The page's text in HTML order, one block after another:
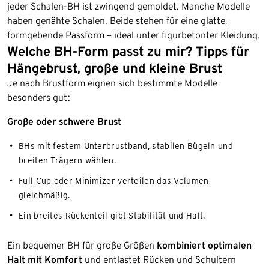
jeder Schalen-BH ist zwingend gemoldet. Manche Modelle
haben genähte Schalen. Beide stehen für eine glatte,
formgebende Passform – ideal unter figurbetonter Kleidung.
Welche BH-Form passt zu mir? Tipps für
Hängebrust, große und kleine Brust
Je nach Brustform eignen sich bestimmte Modelle
besonders gut:
Große oder schwere Brust
BHs mit festem Unterbrustband, stabilen Bügeln und
breiten Trägern wählen.
Full Cup oder Minimizer verteilen das Volumen
gleichmäßig.
Ein breites Rückenteil gibt Stabilität und Halt.
Ein bequemer BH für große Größen kombiniert optimalen
Halt mit Komfort und entlastet Rücken und Schultern